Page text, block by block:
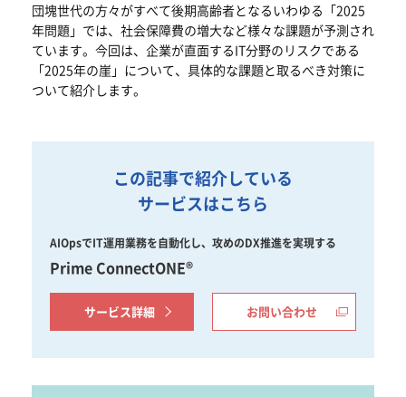
団塊世代の方々がすべて後期高齢者となるいわゆる「2025
年問題」では、社会保障費の増大など様々な課題が予測され
ています。今回は、企業が直面するIT分野のリスクである
「2025年の崖」について、具体的な課題と取るべき対策に
ついて紹介します。
この記事で紹介している
サービスはこちら
AIOpsでIT運用業務を自動化し、攻めのDX推進を実現する
Prime ConnectONE®
サービス詳細 お問い合わせ